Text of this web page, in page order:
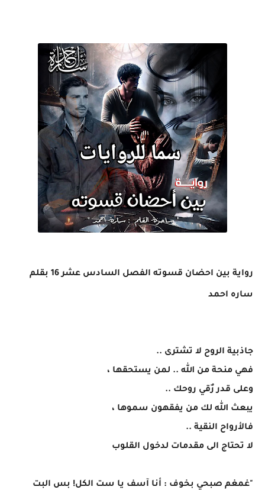
رواية بين احضان قسوته الفصل السادس عشر 16 بقلم
ساره احمد
جاذبية الروح لا تشترى ..
فهي منحة من الله .. لمن يستحقها ،
وعلى قدر رٌقي روحك ..
يبعث الله لك من يفقهون سموها ،
فالأرواح النقية ..
لا تحتاج الى مقدمات لدخول القلوب
"غمغم صبحي بخوف : أنا آسف يا ست الكل! بس البت